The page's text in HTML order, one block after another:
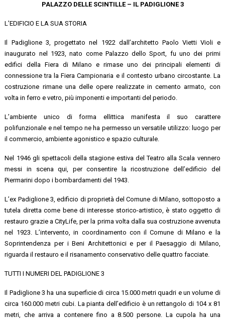
PALAZZO DELLE SCINTILLE – IL PADIGLIONE 3
L’EDIFICIO E LA SUA STORIA
Il Padiglione 3, progettato nel 1922 dall’architetto Paolo Vietti Violi e
inaugurato nel 1923, nato come Palazzo dello Sport, fu uno dei primi
edifici della Fiera di Milano e rimase uno dei principali elementi di
connessione tra la Fiera Campionaria e il contesto urbano circostante. La
costruzione rimane una delle opere realizzate in cemento armato, con
volta in ferro e vetro, più imponenti e importanti del periodo.
L’ambiente unico di forma ellittica manifesta il suo carattere
polifunzionale e nel tempo ne ha permesso un versatile utilizzo: luogo per
il commercio, ambiente agonistico e spazio culturale.
Nel 1946 gli spettacoli della stagione estiva del Teatro alla Scala vennero
messi in scena qui, per consentire la ricostruzione dell’edificio del
Piermarini dopo i bombardamenti del 1943.
L’ex Padiglione 3, edificio di proprietà del Comune di Milano, sottoposto a
tutela diretta come bene di interesse storico-artistico, è stato oggetto di
restauro grazie a CityLife, per la prima volta dalla sua costruzione avvenuta
nel 1923. L’intervento, in coordinamento con il Comune di Milano e la
Soprintendenza per i Beni Architettonici e per il Paesaggio di Milano,
riguarda il restauro e il risanamento conservativo delle quattro facciate.
TUTTI I NUMERI DEL PADIGLIONE 3
Il Padiglione 3 ha una superficie di circa 15.000 metri quadri e un volume di
circa 160.000 metri cubi. La pianta dell’edificio è un rettangolo di 104 x 81
metri, che arriva a contenere fino a 8.500 persone. La cupola ha una